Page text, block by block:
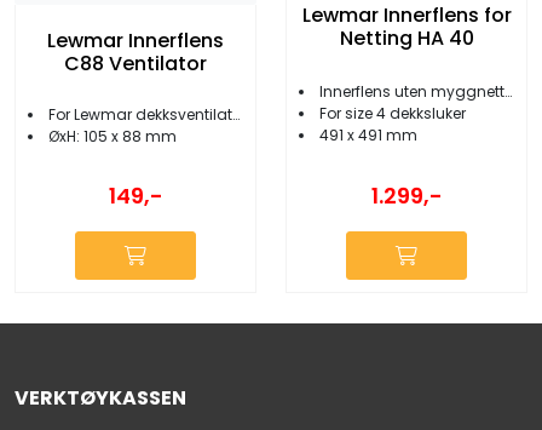
Lewmar Innerflens
C88 Ventilator
For Lewmar dekksventilator
ØxH: 105 x 88 mm
149,-
Lewmar Innerflens for
Netting HA 40
Innerflens uten myggnetting
For size 4 dekksluker
491 x 491 mm
1.299,-
VERKTØYKASSEN